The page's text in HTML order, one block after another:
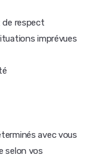
de respect
imprévues
avec vous
selon vos